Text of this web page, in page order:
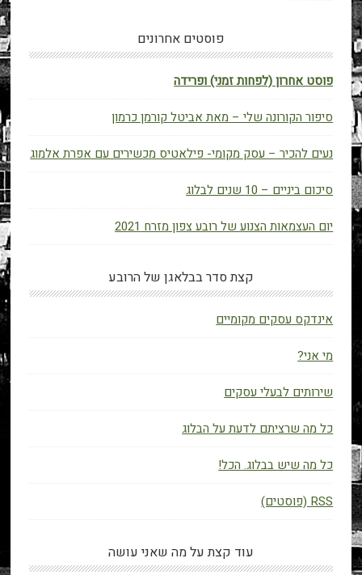
פוסטים אחרונים
פוסט אחרון (לפחות זמני) ופרידה
סיפור הקורונה שלי – מאת אביטל קורמן כרמון
נעים להכיר – עסק מקומי- פילאטיס מכשירים עם אפרת אלמוג
סיכום ביניים – 10 שנים לבלוג
יום העצמאות הצנוע של רובע צפון מזרח 2021
קצת סדר בבלאגן של הרובע
אינדקס עסקים מקומיים
מי אני?
שירותים לבעלי עסקים
כל מה שרציתם לדעת על הבלוג
כל מה שיש בבלוג. הכל!
RSS (פוסטים)
עוד קצת על מה שאני עושה